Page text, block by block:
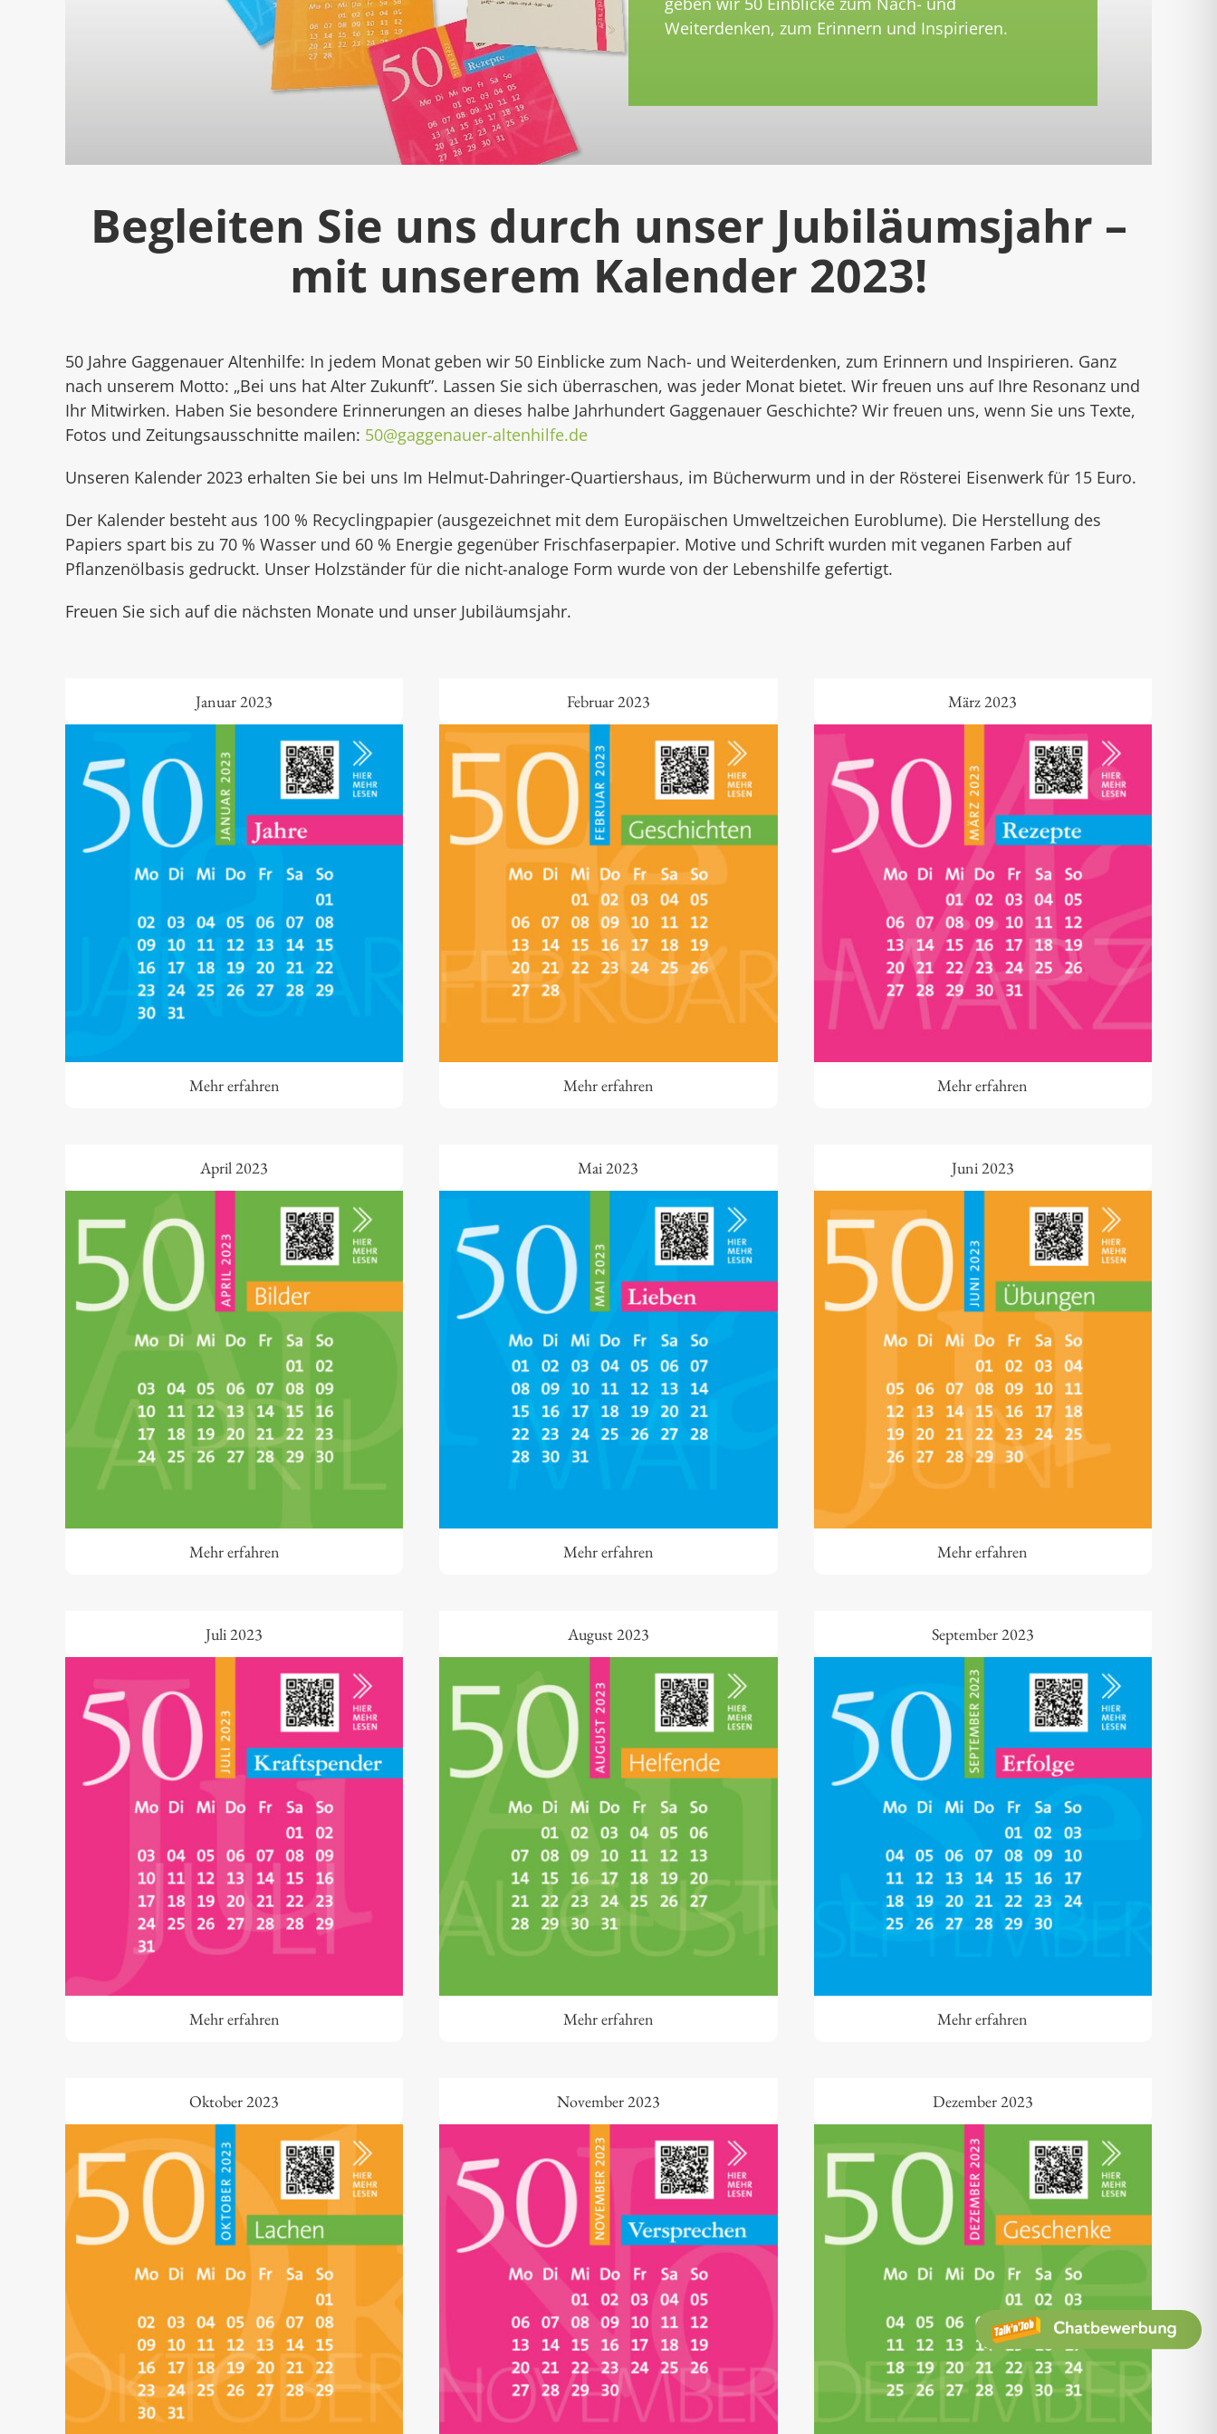
Weiterdenken, zum Erinnern und Inspirieren.
Begleiten Sie uns durch unser Jubiläumsjahr –
mit unserem Kalender 2023!
50 Jahre Gaggenauer Altenhilfe: In jedem Monat geben wir 50 Einblicke zum Nach- und Weiterdenken, zum Erinnern und Inspirieren. Ganz
nach unserem Motto: „Bei uns hat Alter Zukunft”. Lassen Sie sich überraschen, was jeder Monat bietet. Wir freuen uns auf Ihre Resonanz und
Ihr Mitwirken. Haben Sie besondere Erinnerungen an dieses halbe Jahrhundert Gaggenauer Geschichte? Wir freuen uns, wenn Sie uns Texte,
Fotos und Zeitungsausschnitte mailen: 50@gaggenauer-altenhilfe.de
Unseren Kalender 2023 erhalten Sie bei uns Im Helmut-Dahringer-Quartiershaus, im Bücherwurm und in der Rösterei Eisenwerk für 15 Euro.
Der Kalender besteht aus 100 % Recyclingpapier (ausgezeichnet mit dem Europäischen Umweltzeichen Euroblume). Die Herstellung des
Papiers spart bis zu 70 % Wasser und 60 % Energie gegenüber Frischfaserpapier. Motive und Schrift wurden mit veganen Farben auf
Pflanzenölbasis gedruckt. Unser Holzständer für die nicht-analoge Form wurde von der Lebenshilfe gefertigt.
Freuen Sie sich auf die nächsten Monate und unser Jubiläumsjahr.